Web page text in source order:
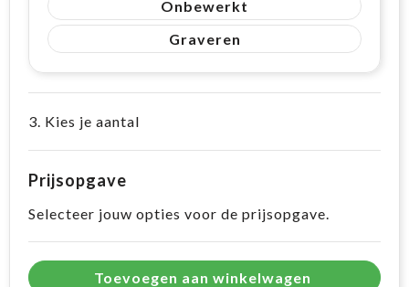
Onbewerkt
Graveren
3. Kies je aantal
Prijsopgave
Selecteer jouw opties voor de prijsopgave.
Toevoegen aan winkelwagen